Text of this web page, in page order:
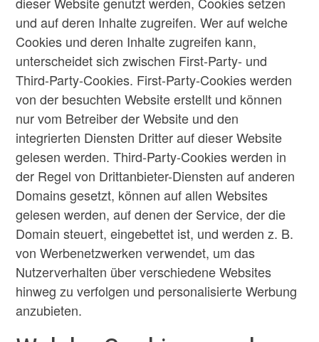
und auf deren Inhalte zugreifen. Wer auf welche
Cookies und deren Inhalte zugreifen kann,
unterscheidet sich zwischen First-Party- und
Third-Party-Cookies. First-Party-Cookies werden
von der besuchten Website erstellt und können
nur vom Betreiber der Website und den
integrierten Diensten Dritter auf dieser Website
gelesen werden. Third-Party-Cookies werden in
der Regel von Drittanbieter-Diensten auf anderen
Domains gesetzt, können auf allen Websites
gelesen werden, auf denen der Service, der die
Domain steuert, eingebettet ist, und werden z. B.
von Werbenetzwerken verwendet, um das
Nutzerverhalten über verschiedene Websites
hinweg zu verfolgen und personalisierte Werbung
anzubieten.